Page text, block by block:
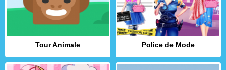
Tour Animale Police de Mode